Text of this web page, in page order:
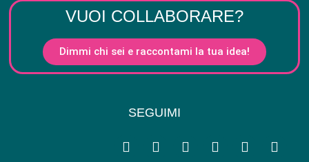
VUOI COLLABORARE?
Dimmi chi sei e raccontami la tua idea!
SEGUIMI